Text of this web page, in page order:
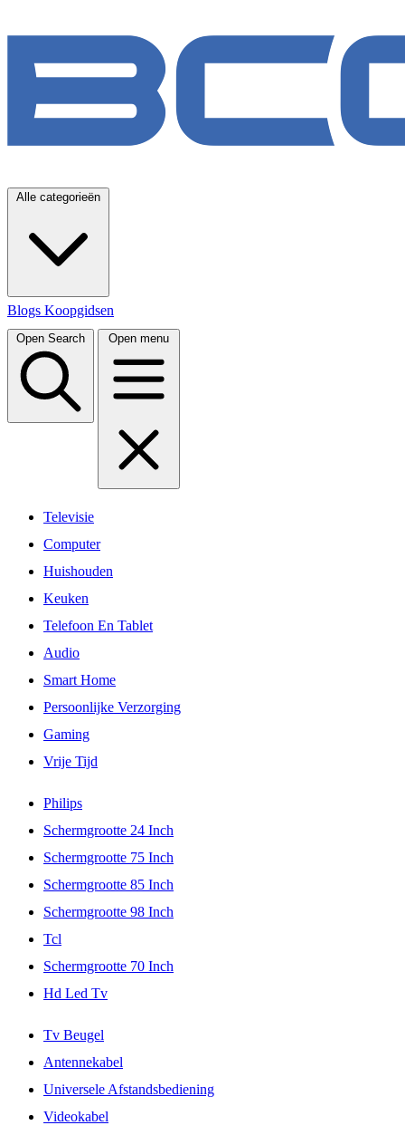
Alle categorieën
Blogs Koopgidsen
Open Search Open menu
Televisie
Computer
Huishouden
Keuken
Telefoon En Tablet
Audio
Smart Home
Persoonlijke Verzorging
Gaming
Vrije Tijd
Philips
Schermgrootte 24 Inch
Schermgrootte 75 Inch
Schermgrootte 85 Inch
Schermgrootte 98 Inch
Tcl
Schermgrootte 70 Inch
Hd Led Tv
Tv Beugel
Antennekabel
Universele Afstandsbediening
Videokabel